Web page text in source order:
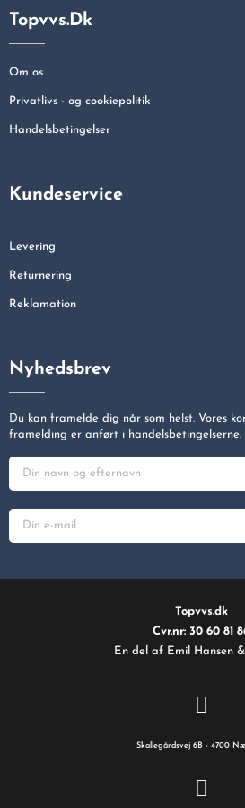
Topvvs.dk
Om os
Privatlivs - og cookiepolitik
Handelsbetingelser
Kundeservice
Levering
Returnering
Reklamation
Nyhedsbrev
Du kan framelde dig når som helst. Vores
framelding er anført i handelsbetingelserne.
Topvvs.dk
Cvr.nr: 30 60 81
En del af Emil Hansen
Skallegårdsvej 6B - 4700